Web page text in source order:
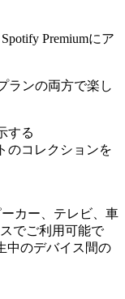
Premiumにア
ランの両方で楽し
する
のコレクションを
カー、テレビ、車
でご利用可能で
中のデバイス間の